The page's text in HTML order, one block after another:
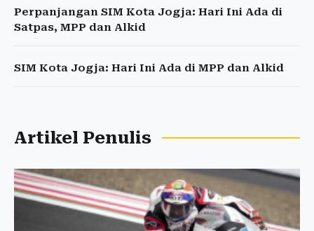
Perpanjangan SIM Kota Jogja: Hari Ini Ada di
Satpas, MPP dan Alkid
SIM Kota Jogja: Hari Ini Ada di MPP dan Alkid
Artikel Penulis